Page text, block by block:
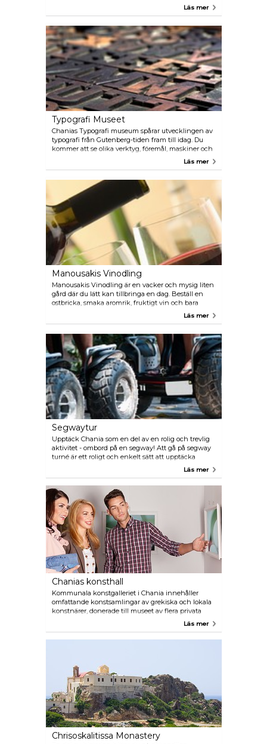
kretensiska konstverk och broderier, målningar,
Läs mer
Typografi Museet
Chanias Typografi museum spårar utvecklingen av
typografi från Gutenberg-tiden fram till idag. Du
kommer att se olika verktyg, föremål, maskiner och
Läs mer
Manousakis Vinodling
Manousakis Vinodling är en vacker och mysig liten
gård där du lätt kan tillbringa en dag. Beställ en
ostbricka, smaka aromrik, fruktigt vin och bara
koppla av i denna vackra miljö. Här är personalen
Läs mer
Segwaytur
Upptäck Chania som en del av en rolig och trevlig
aktivitet - ombord på en segway! Att gå på segway
turné är ett roligt och enkelt sätt att upptäcka
staden. Både grupp och privata, individuellt
stan, hamnområdet, Halpea-distriktet, längs
stränder och mycket mer.
Läs mer
Chanias konsthall
Kommunala konstgalleriet i Chania innehåller
omfattande konstsamlingar av grekiska och lokala
konstnärer, donerade till museet av flera privata
samlare och enskilda konstnärer under de senaste
och evenemang hålls ofta.
Läs mer
Chrisoskalitissa Monastery